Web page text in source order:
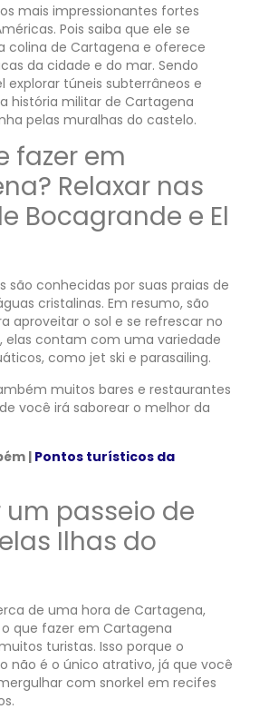
mais impressionantes fortes
Pois saiba que ele se
colina de Cartagena e oferece
da cidade e do mar. Sendo
explorar túneis subterrâneos e
história militar de Cartagena
pelas muralhas do castelo.
fazer em
Relaxar nas
Bocagrande e El
são conhecidas por suas praias de
cristalinas. Em resumo, são
aproveitar o sol e se refrescar no
elas contam com uma variedade
como jet ski e parasailing.
muitos bares e restaurantes
você irá saborear o melhor da
| Pontos turísticos da
um passeio de
Ilhas do
de uma hora de Cartagena,
que fazer em Cartagena
turistas. Isso porque o
não é o único atrativo, já que você
com snorkel em recifes